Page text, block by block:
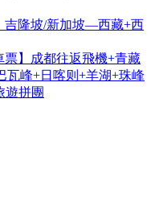
吉隆坡/新加坡—西藏+西
票】成都往返飛機+青藏
瓦峰+日喀则+羊湖+珠峰
遊拼團